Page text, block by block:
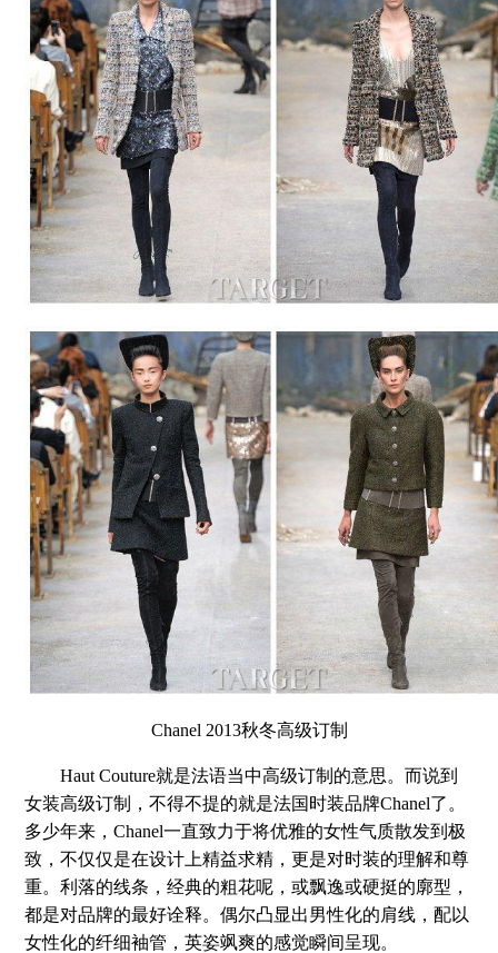
Chanel 2013秋冬高级订制
Haut Couture就是法语当中高级订制的意思。而说到
女装高级订制，不得不提的就是法国时装品牌Chanel了。
多少年来，Chanel一直致力于将优雅的女性气质散发到极
致，不仅仅是在设计上精益求精，更是对时装的理解和尊
重。利落的线条，经典的粗花呢，或飘逸或硬挺的廓型，
都是对品牌的最好诠释。偶尔凸显出男性化的肩线，配以
女性化的纤细袖管，英姿飒爽的感觉瞬间呈现。